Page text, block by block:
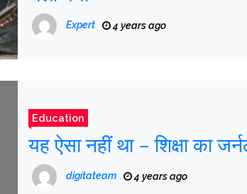
Expert 4 years ago
Education
यह ऐसा नहीं था – शिक्षा का
digitateam 4 years ago